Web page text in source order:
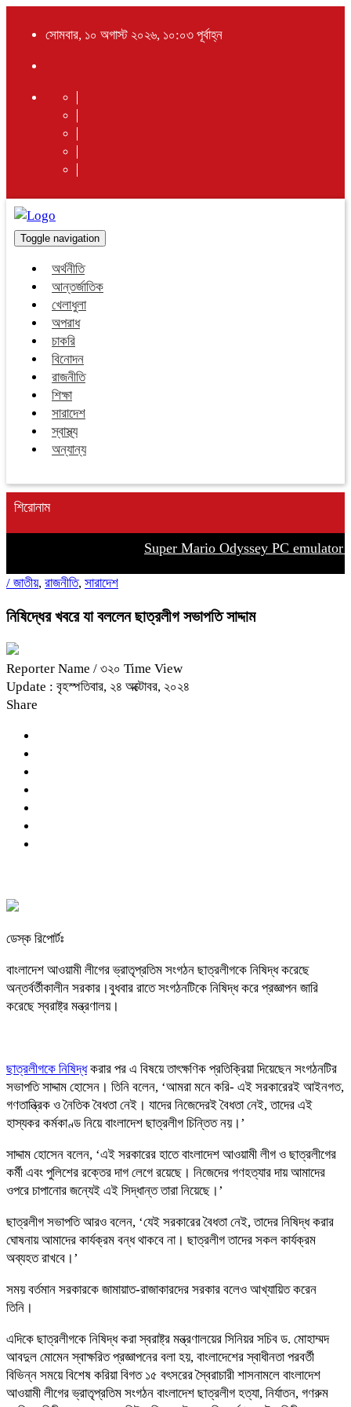
সোমবার, ১০ অগাস্ট ২০২৬, ১০:০৩ পূর্বাহ্ন
Toggle navigation
অর্থনীতি
আন্তর্জাতিক
খেলাধুলা
অপরাধ
চাকরি
বিনোদন
রাজনীতি
শিক্ষা
সারাদেশ
স্বাস্থ্য
অন্যান্য
শিরোনাম
Super Mario Odyssey PC emulator
/ জাতীয়, রাজনীতি, সারাদেশ
নিষিদ্ধের খবরে যা বললেন ছাত্রলীগ সভাপতি সাদ্দাম
Reporter Name / ৩২০ Time View
Update : বৃহস্পতিবার, ২৪ অক্টোবর, ২০২৪
Share
ডেস্ক রিপোর্টঃ
বাংলাদেশ আওয়ামী লীগের ভ্রাতৃপ্রতিম সংগঠন ছাত্রলীগকে নিষিদ্ধ করেছে
অন্তর্বর্তীকালীন সরকার।বুধবার রাতে সংগঠনটিকে নিষিদ্ধ করে প্রজ্ঞাপন জারি
করেছে স্বরাষ্ট্র মন্ত্রণালয়।
ছাত্রলীগকে নিষিদ্ধকরার পর এ বিষয়ে তাৎক্ষণিক প্রতিক্রিয়া দিয়েছেন সংগঠনটির
সভাপতি সাদ্দাম হোসেন। তিনি বলেন, ‘আমরা মনে করি- এই সরকারেরই আইনগত,
গণতান্ত্রিক ও নৈতিক বৈধতা নেই। যাদের নিজেদেরই বৈধতা নেই, তাদের এই
হাস্যকর কর্মকাণ্ড নিয়ে বাংলাদেশ ছাত্রলীগ চিন্তিত নয়।’
সাদ্দাম হোসেন বলেন, ‘এই সরকারের হাতে বাংলাদেশ আওয়ামী লীগ ও ছাত্রলীগের
কর্মী এবং পুলিশের রক্তের দাগ লেগে রয়েছে। নিজেদের গণহত্যার দায় আমাদের
ওপরে চাপানোর জন্যেই এই সিদ্ধান্ত তারা নিয়েছে।’
ছাত্রলীগ সভাপতি আরও বলেন, ‘যেই সরকারের বৈধতা নেই, তাদের নিষিদ্ধ করার
ঘোষনায় আমাদের কার্যক্রম বন্ধ থাকবে না। ছাত্রলীগ তাদের সকল কার্যক্রম
অব্যহত রাখবে।’
সময় বর্তমান সরকারকে জামায়াত-রাজাকারদের সরকার বলেও আখ্যায়িত করেন
তিনি।
এদিকে ছাত্রলীগকে নিষিদ্ধ করা স্বরাষ্ট্র মন্ত্রণালয়ের সিনিয়র সচিব ড. মোহাম্মদ
আবদুল মোমেন স্বাক্ষরিত প্রজ্ঞাপনের বলা হয়, বাংলাদেশের স্বাধীনতা পরবর্তী
বিভিন্ন সময়ে বিশেষ করিয়া বিগত ১৫ বৎসরের স্বৈরাচারী শাসনামলে বাংলাদেশ
আওয়ামী লীগের ভ্রাতৃপ্রতিম সংগঠন বাংলাদেশ ছাত্রলীগ হত্যা, নির্যাতন, গণরুম